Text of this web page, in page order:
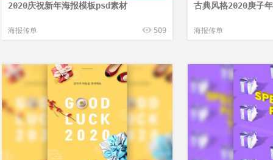
2020庆祝新年海报模板psd素材
海报传单 509
古典风格2020庚子
海报传单